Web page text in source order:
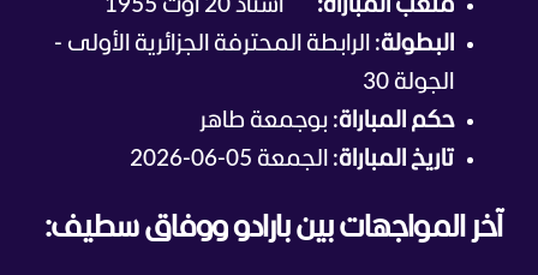
ملعب المباراة:
استاد 20 أوت 1955
البطولة: الرابطة المحترفة الجزائرية الأولى -
الجولة 30
حكم المباراة: بوجمعة طاهر
تاريخ المباراة: الجمعة 05-06-2026
آخر المواجهات بين بارادو ووفاق سطيف: